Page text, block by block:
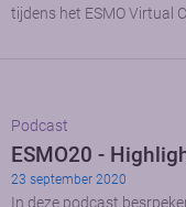
tijdens het ESMO Virtual
Podcast
ESMO20 -
23 september 2020
In deze podcast